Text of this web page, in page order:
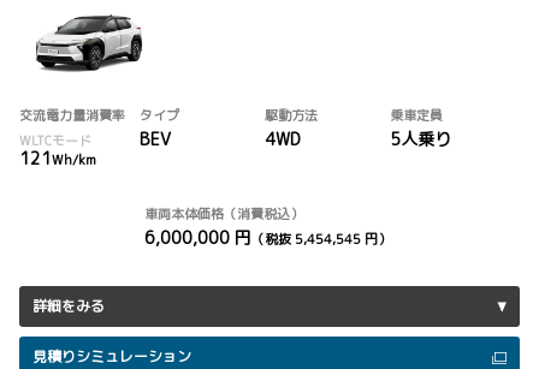
交流電力量消費率
WLTCモード
121Wh/km
タイプ
BEV
駆動方法
4WD
乗車定員
5人乗り
車両本体価格（消費税込）
6,000,000 円 （税抜 5,454,545 円）
詳細をみる
見積りシミュレーション